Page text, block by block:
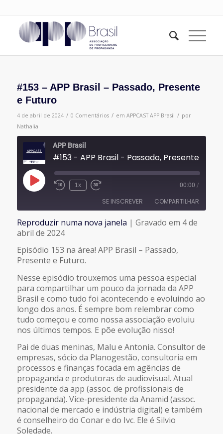
#153 – APP Brasil – Passado, Presente
e Futuro
4 de abril de 2024 / 0 Comentários / em APPCAST APP Brasil / por
Nathalia
APP Brasil
Reproduzir
episódio
1x 00:00 /
SE INSCREVER COMPARTILHAR
FEED RSS
COMPARTILHAR
LINK
INCORPORAR
Reproduzir numa nova janela | Gravado em 4 de
abril de 2024
Episódio 153 na área! APP Brasil – Passado,
Presente e Futuro.
Nesse episódio trouxemos uma pessoa especial
para compartilhar um pouco da jornada da APP
Brasil e como tudo foi acontecendo e evoluindo ao
longo dos anos. É sempre bom relembrar como
tudo começou e como nossa associação evoluiu
nos últimos tempos. E põe evolução nisso!
Pai de duas meninas, Malu e Antonia. Consultor de
empresas, sócio da Planogestão, consultoria em
processos e finanças focada em agências de
propaganda e produtoras de audiovisual. Atual
presidente da app (assoc. de profissionais de
propaganda). Vice-presidente da Anamid (assoc.
nacional de mercado e indústria digital) e também
é conselheiro do Conar e do Ivc. Ele é Silvio
Soledade.